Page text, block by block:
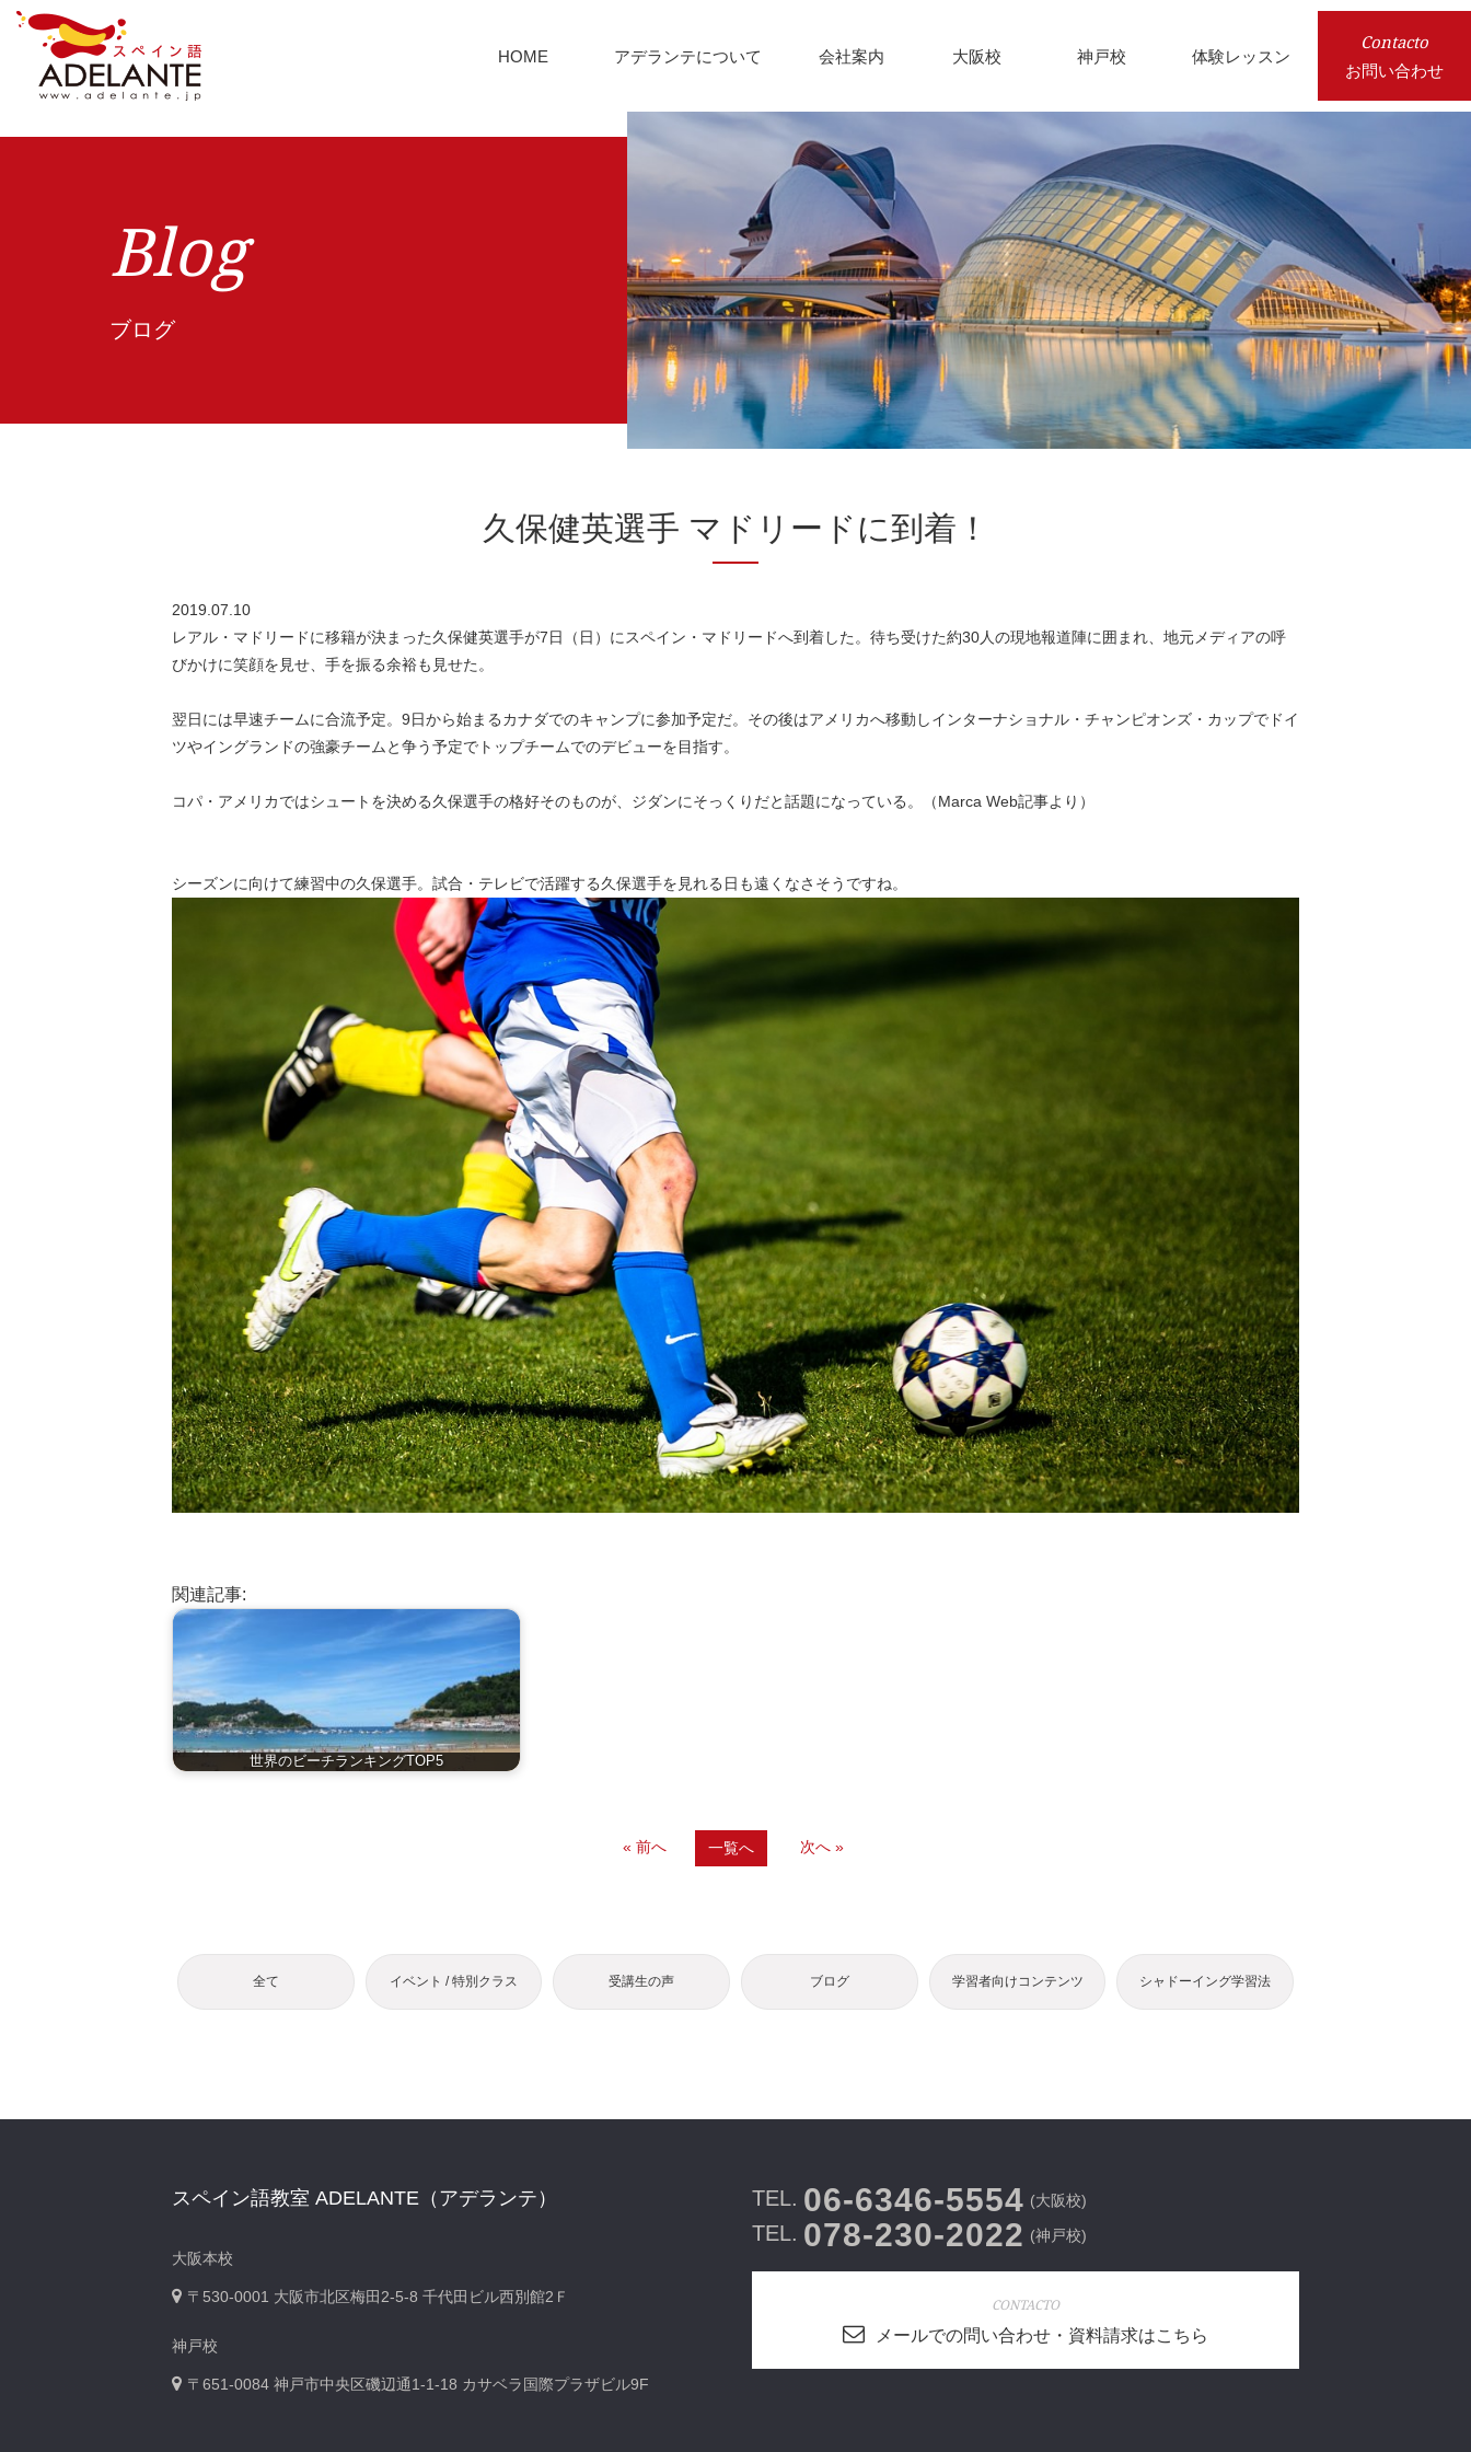
HOME アデランテについて 会社案内 大阪校 神戸校 体験レッスン
Contacto
お問い合わせ
Blog
ブログ
久保健英選手 マドリードに到着！
2019.07.10
レアル・マドリードに移籍が決まった久保健英選手が7日（日）にスペイン・マドリードへ到着した。待ち受けた約30人の現地報道陣に囲まれ、地元メディアの呼
びかけに笑顔を見せ、手を振る余裕も見せた。
翌日には早速チームに合流予定。9日から始まるカナダでのキャンプに参加予定だ。その後はアメリカへ移動しインターナショナル・チャンピオンズ・カップでドイ
ツやイングランドの強豪チームと争う予定でトップチームでのデビューを目指す。
コパ・アメリカではシュートを決める久保選手の格好そのものが、ジダンにそっくりだと話題になっている。（Marca Web記事より）
シーズンに向けて練習中の久保選手。試合・テレビで活躍する久保選手を見れる日も遠くなさそうですね。
関連記事:
世界のビーチランキングTOP5
« 前へ 一覧へ 次へ »
全て イベント / 特別クラス 受講生の声 ブログ 学習者向けコンテンツ シャドーイング学習法
スペイン語教室 ADELANTE（アデランテ）
大阪本校
〒530-0001 大阪市北区梅田2-5-8 千代田ビル西別館2Ｆ
神戸校
〒651-0084 神戸市中央区磯辺通1-1-18 カサベラ国際プラザビル9F
TEL. 06-6346-5554 (大阪校)
TEL. 078-230-2022 (神戸校)
CONTACTO
メールでの問い合わせ・資料請求はこちら